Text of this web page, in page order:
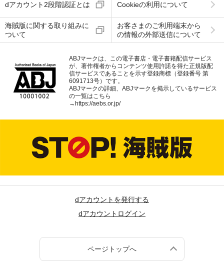
dアカウント2段階認証とは Cookieの利用について
海賊版に関する取り組みに
ついて
お客さまのご利用端末から
の情報の外部送信について
ABJマークは、この電子書店・電子書籍配信サービス
が、著作権者からコンテンツ使用許諾を得た正規版配
信サービスであることを示す登録商標（登録番号 第
6091713号）です。
ABJマークの詳細、ABJマークを掲示しているサービス
の一覧はこちら
→https://aebs.or.jp/
dアカウントを発行する
dアカウントログイン
ページトップへ